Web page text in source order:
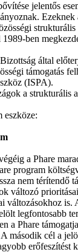
jelentős
Ezeknek
ben
által
támogatás
(ISPA).
a
eszköze:
a Phare
program
nem térítendő
változó
is.
legfontosabb
a Phare
második cél a